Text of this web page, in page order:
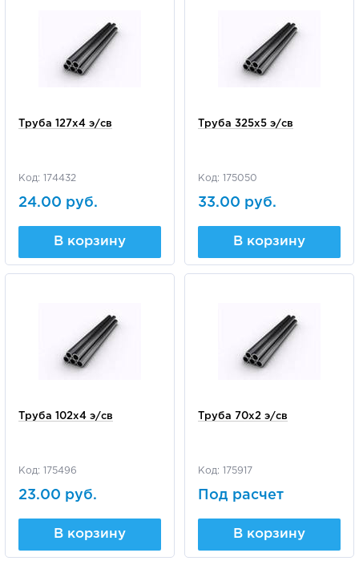
Труба 127х4 э/св
Код: 174432
24.00 руб.
В корзину
Труба 325х5 э/св
Код: 175050
33.00 руб.
В корзину
Труба 102х4 э/св
Код: 175496
23.00 руб.
В корзину
Труба 70х2 э/св
Код: 175917
Под расчет
В корзину